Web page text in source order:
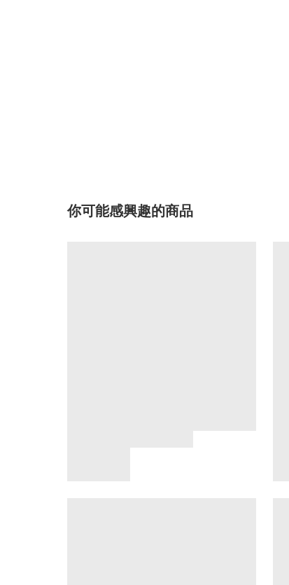
你可能感興趣的商品